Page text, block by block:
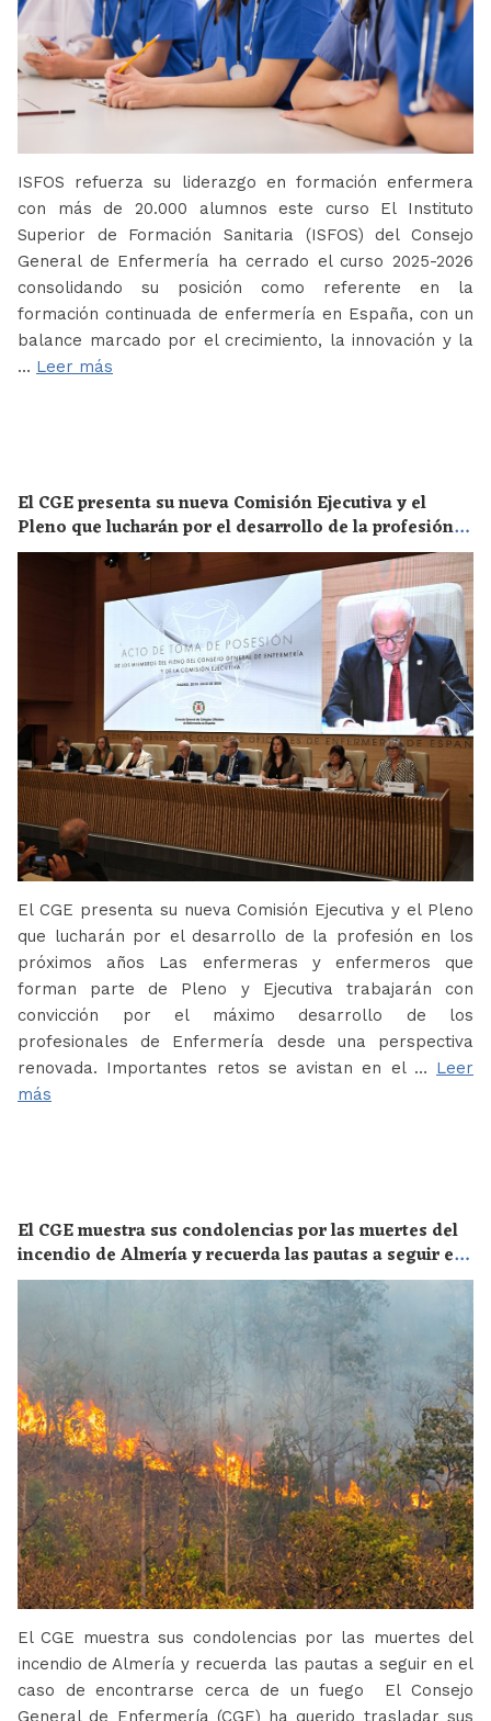
ISFOS refuerza su liderazgo en formación enfermera
con más de 20.000 alumnos este curso El Instituto
Superior de Formación Sanitaria (ISFOS) del Consejo
General de Enfermería ha cerrado el curso 2025-2026
consolidando su posición como referente en la
formación continuada de enfermería en España, con un
balance marcado por el crecimiento, la innovación y la
… Leer más
El CGE presenta su nueva Comisión Ejecutiva y el
Pleno que lucharán por el desarrollo de la profesión
en los próximos años
El CGE presenta su nueva Comisión Ejecutiva y el Pleno
que lucharán por el desarrollo de la profesión en los
próximos años Las enfermeras y enfermeros que
forman parte de Pleno y Ejecutiva trabajarán con
convicción por el máximo desarrollo de los
profesionales de Enfermería desde una perspectiva
renovada. Importantes retos se avistan en el … Leer
más
El CGE muestra sus condolencias por las muertes del
incendio de Almería y recuerda las pautas a seguir en
el caso de encontrarse cerca de un fuego
El CGE muestra sus condolencias por las muertes del
incendio de Almería y recuerda las pautas a seguir en el
caso de encontrarse cerca de un fuego El Consejo
General de Enfermería (CGE) ha querido trasladar sus